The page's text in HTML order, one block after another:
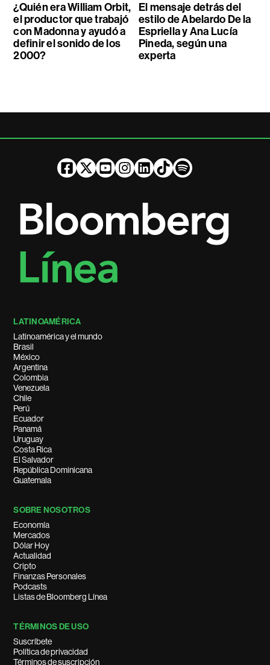
¿Quién era William Orbit,
el productor que trabajó
con Madonna y ayudó a
definir el sonido de los
2000?
El mensaje detrás del
estilo de Abelardo De la
Espriella y Ana Lucía
Pineda, según una
experta
LATINOAMÉRICA
Latinoamérica y el mundo
Brasil
México
Argentina
Colombia
Venezuela
Chile
Perú
Ecuador
Panamá
Uruguay
Costa Rica
El Salvador
República Dominicana
Guatemala
SOBRE NOSOTROS
Economía
Mercados
Dólar Hoy
Actualidad
Cripto
Finanzas Personales
Podcasts
Listas de Bloomberg Línea
TÉRMINOS DE USO
Suscríbete
Política de privacidad
Términos de suscripción